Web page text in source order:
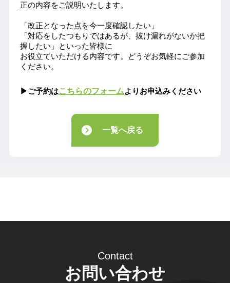
正の内容をご説明いたします。
「改正となった点を今一度確認したい」
「対応をしたつもりではあるが、抜け漏れがないか把
握したい」といった皆様に
お役立ていただける内容です。
どうぞお気軽にご参加
ください。
▶ご予約はこちらのフォームよりお申込みください
一覧へ戻る
Contact
お問い合わせ